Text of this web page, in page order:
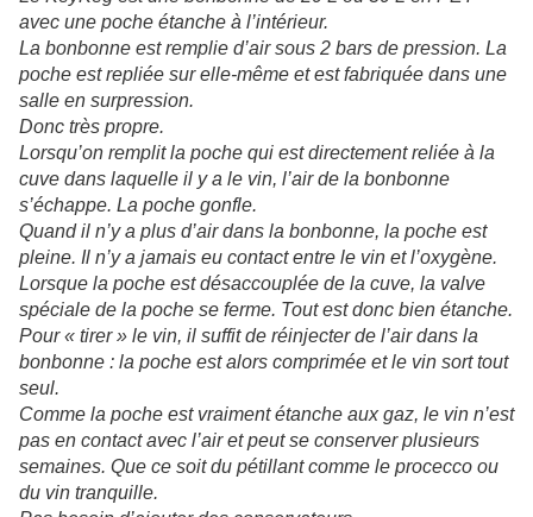
avec une poche étanche à l’intérieur.
La bonbonne est remplie d’air sous 2 bars de pression. La
poche est repliée sur elle-même et est fabriquée dans une
salle en surpression.
Donc très propre.
Lorsqu’on remplit la poche qui est directement reliée à la
cuve dans laquelle il y a le vin, l’air de la bonbonne
s’échappe. La poche gonfle.
Quand il n’y a plus d’air dans la bonbonne, la poche est
pleine. Il n’y a jamais eu contact entre le vin et l’oxygène.
Lorsque la poche est désaccouplée de la cuve, la valve
spéciale de la poche se ferme. Tout est donc bien étanche.
Pour « tirer » le vin, il suffit de réinjecter de l’air dans la
bonbonne : la poche est alors comprimée et le vin sort tout
seul.
Comme la poche est vraiment étanche aux gaz, le vin n’est
pas en contact avec l’air et peut se conserver plusieurs
semaines. Que ce soit du pétillant comme le procecco ou
du vin tranquille.